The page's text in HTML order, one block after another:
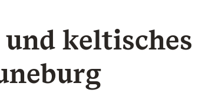
keltisches